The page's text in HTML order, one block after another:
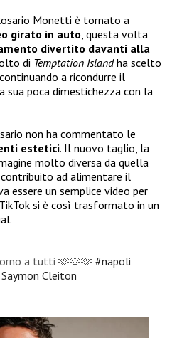
Monetti è tornato a
girato in auto, questa volta
divertito davanti alla
di Temptation Islandha scelto
a ricondurre il
sua poca dimestichezza con la
non ha commentato le
estetici. Il nuovo taglio, la
molto diversa da quella
ad alimentare il
essere un semplice video per
si è così trasformato in un
a tutti 🫶🫶🫶#napoli
Cleiton